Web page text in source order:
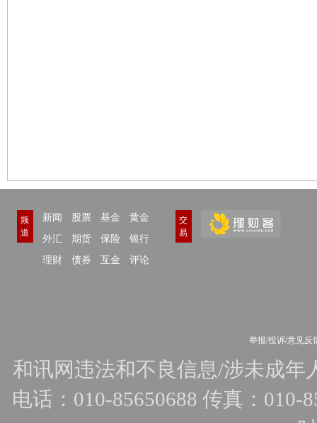
频
道
新闻 股票 基金
黄金
外汇
期货 保险
银行
理财
债券 互金 评论
交
易
举报/投诉/意见反
和讯网违法和不良信息/涉未成年
电话：010-85650688 传真：010-